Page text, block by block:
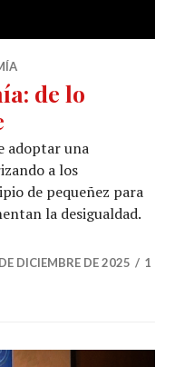
de lo
adoptar una
a los
de pequeñez para
la desigualdad.
de lo
DICIEMBRE DE 2025
1